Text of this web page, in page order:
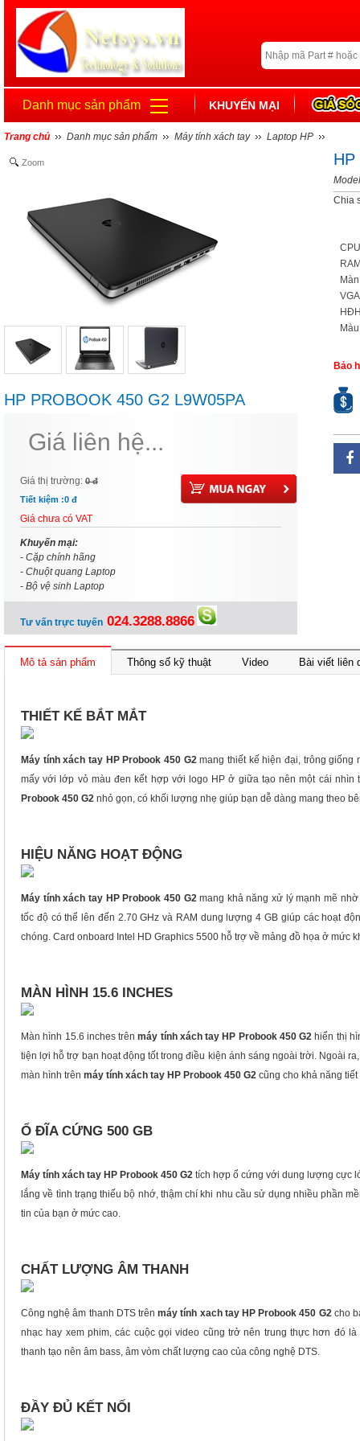
Danh mục sản phẩm KHUYẾN MẠI
Trang chủ Danh mục sản phẩm Máy tính xách tay Laptop HP
Zoom
HP PROBOOK 450 G2 L9W05PA
Giá liên hệ...
Giá thị trường: 0 đ
Tiết kiệm :0 đ
Giá chưa có VAT
Khuyến mại:
- Cặp chính hãng
- Chuột quang Laptop
- Bộ vệ sinh Laptop
Tư vấn trực tuyến 024.3288.8866
HP
Chia
Bảo
Mô tả sản phẩm Thông số kỹ thuật Video Bài viết liên
THIẾT KẾ BẮT MẮT
Máy tính xách tay HP Probook 450 G2mang thiết kế hiện đại, trông giống
mấy với lớp vỏ màu đen kết hợp với logo HP ở giữa tạo nên một cái nhìn
Probook 450 G2 nhỏ gọn, có khối lượng nhẹ giúp bạn dễ dàng mang theo
HIỆU NĂNG HOẠT ĐỘNG
Máy tính xách tay HP Probook 450 G2mang khả năng xử lý mạnh mẽ
tốc độ có thể lên đến 2.70 GHz và RAM dung lượng 4 GB giúp các hoạt
chóng. Card onboard Intel HD Graphics 5500 hỗ trợ về mảng đồ họa ở mức
MÀN HÌNH 15.6 INCHES
Màn hình 15.6 inches trênmáy tính xách tay HP Probook 450 G2 hiển thị
tiện lợi hỗ trợ bạn hoạt động tốt trong điều kiện ánh sáng ngoài trời. Ngoài
màn hình trên máy tính xách tay HP Probook 450 G2 cũng cho khả năng
Ổ ĐĨA CỨNG 500 GB
Máy tính xách tay HP Probook 450 G2 tích hợp ổ cứng với dung lượng cực
lắng về tình trạng thiếu bộ nhớ, thậm chí khi nhu cầu sử dụng nhiều phần
tin của bạn ở mức cao.
CHẤT LƯỢNG ÂM THANH
Công nghệ âm thanh DTS trênmáy tính xach tay HP Probook 450 G2cho
nhạc hay xem phim, các cuộc gọi video cũng trở nên trung thực hơn đó
thanh tạo nên âm bass, âm vòm chất lượng cao của công nghệ DTS.
ĐẦY ĐỦ KẾT NỐI